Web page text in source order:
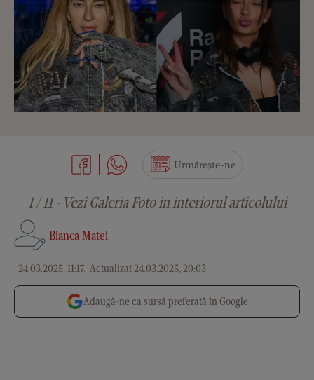
Bianca Matei
24.03.2025, 11:17. Actualizat 24.03.2025, 20:03
Urmărește-ne
1 / 11 - Vezi Galeria Foto in interiorul articolului
Adaugă-ne ca sursă preferată în Google